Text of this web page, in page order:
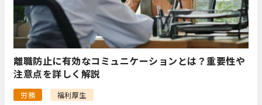
離職防止に有効なコミュニケーションとは？重要性や
注意点を詳しく解説
労務
福利厚生